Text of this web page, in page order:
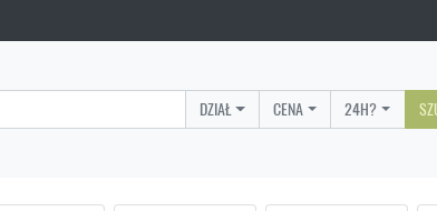
DZIAŁ CENA 24H?